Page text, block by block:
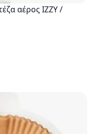
αέρος ΙΖΖΥ /